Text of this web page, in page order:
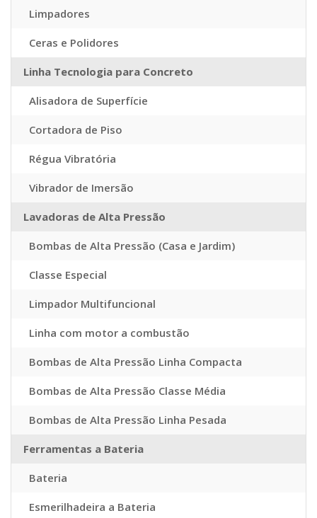
Limpadores
Ceras e Polidores
Linha Tecnologia para Concreto
Alisadora de Superfície
Cortadora de Piso
Régua Vibratória
Vibrador de Imersão
Lavadoras de Alta Pressão
Bombas de Alta Pressão (Casa e Jardim)
Classe Especial
Limpador Multifuncional
Linha com motor a combustão
Bombas de Alta Pressão Linha Compacta
Bombas de Alta Pressão Classe Média
Bombas de Alta Pressão Linha Pesada
Ferramentas a Bateria
Bateria
Esmerilhadeira a Bateria